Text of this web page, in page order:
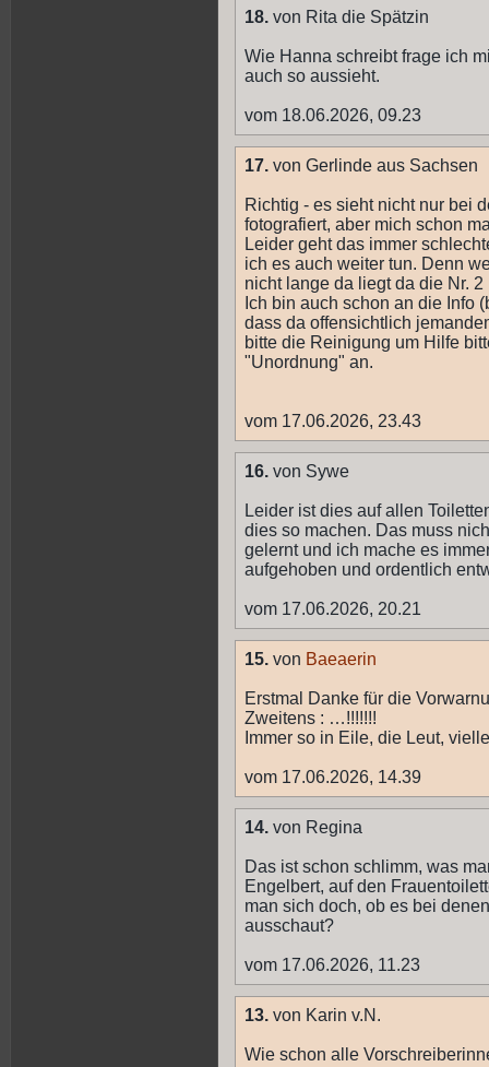
18. von Rita die Spätzin
Wie Hanna schreibt frage ich
auch so aussieht.
vom 18.06.2026, 09.23
17. von Gerlinde aus Sachsen
Richtig - es sieht nicht nur bei
fotografiert, aber mich schon
Leider geht das immer
ich es auch weiter tun. Denn
nicht lange da liegt da die Nr. 2
Ich bin auch schon an die Info
dass da offensichtlich
bitte die Reinigung um Hilfe
"Unordnung" an.
vom 17.06.2026, 23.43
16. von Sywe
Leider ist dies auf allen
dies so machen. Das muss
gelernt und ich mache es
aufgehoben und ordentlich
vom 17.06.2026, 20.21
15. von Baeaerin
Erstmal Danke für die
Zweitens : …!!!!!!!
Immer so in Eile, die Leut,
vom 17.06.2026, 14.39
14. von Regina
Das ist schon schlimm, was
Engelbert, auf den
man sich doch, ob es bei
ausschaut?
vom 17.06.2026, 11.23
13. von Karin v.N.
Wie schon alle